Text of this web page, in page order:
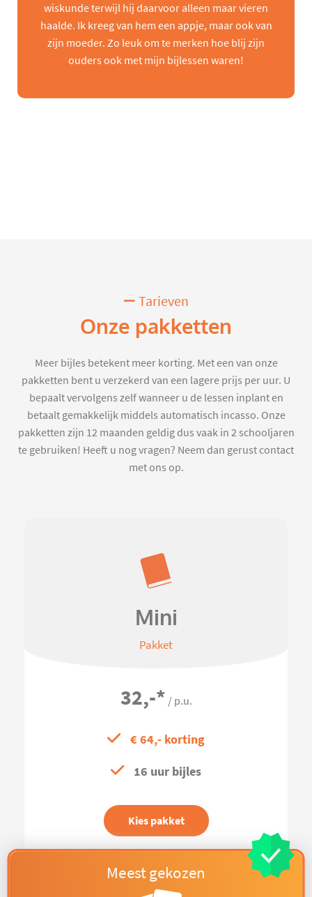
wiskunde terwijl hij daarvoor alleen maar vieren
haalde. Ik kreeg van hem een appje, maar ook van
zijn moeder. Zo leuk om te merken hoe blij zijn
ouders ook met mijn bijlessen waren!
Tarieven
Onze pakketten
Meer bijles betekent meer korting. Met een van onze
pakketten bent u verzekerd van een lagere prijs per uur. U
bepaalt vervolgens zelf wanneer u de lessen inplant en
betaalt gemakkelijk middels automatisch incasso. Onze
pakketten zijn 12 maanden geldig dus vaak in 2 schooljaren
te gebruiken! Heeft u nog vragen? Neem dan gerust contact
met ons op.
Mini
Pakket
32,-* / p.u.
€ 64,- korting
16 uur bijles
Kies pakket